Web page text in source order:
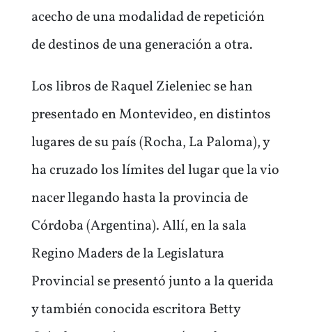
acecho de una modalidad de repetición
de destinos de una generación a otra.
Los libros de Raquel Zieleniec se han
presentado en Montevideo, en distintos
lugares de su país (Rocha, La Paloma), y
ha cruzado los límites del lugar que la vio
nacer llegando hasta la provincia de
Córdoba (Argentina). Allí, en la sala
Regino Maders de la Legislatura
Provincial se presentó junto a la querida
y también conocida escritora Betty